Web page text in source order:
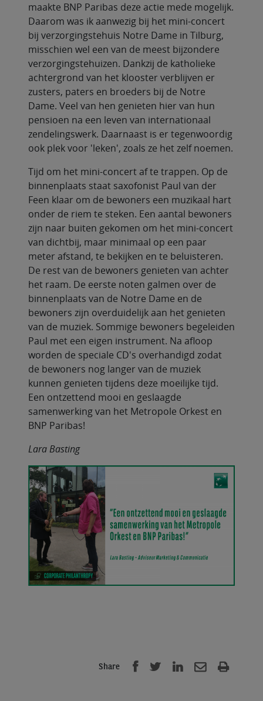
maakte BNP Paribas deze actie mede mogelijk.
Daarom was ik aanwezig bij het mini-concert
bij verzorgingstehuis Notre Dame in Tilburg,
misschien wel een van de meest bijzondere
verzorgingstehuizen. Dankzij de katholieke
achtergrond van het klooster verblijven er
zusters, paters en broeders bij de Notre
Dame. Veel van hen genieten hier van hun
pensioen na een leven van internationaal
zendelingswerk. Daarnaast is er tegenwoordig
ook plek voor 'leken', zoals ze het zelf noemen.
Tijd om het mini-concert af te trappen. Op de
binnenplaats staat saxofonist Paul van der
Feen klaar om de bewoners een muzikaal hart
onder de riem te steken. Een aantal bewoners
zijn naar buiten gekomen om het mini-concert
van dichtbij, maar minimaal op een paar
meter afstand, te bekijken en te beluisteren.
De rest van de bewoners genieten van achter
het raam. De eerste noten galmen over de
binnenplaats van de Notre Dame en de
bewoners zijn overduidelijk aan het genieten
van de muziek. Sommige bewoners begeleiden
Paul met een eigen instrument. Na afloop
worden de speciale CD's overhandigd zodat
de bewoners nog langer van de muziek
kunnen genieten tijdens deze moeilijke tijd.
Een ontzettend mooi en geslaagde
samenwerking van het Metropole Orkest en
BNP Paribas!
Lara Basting
Share